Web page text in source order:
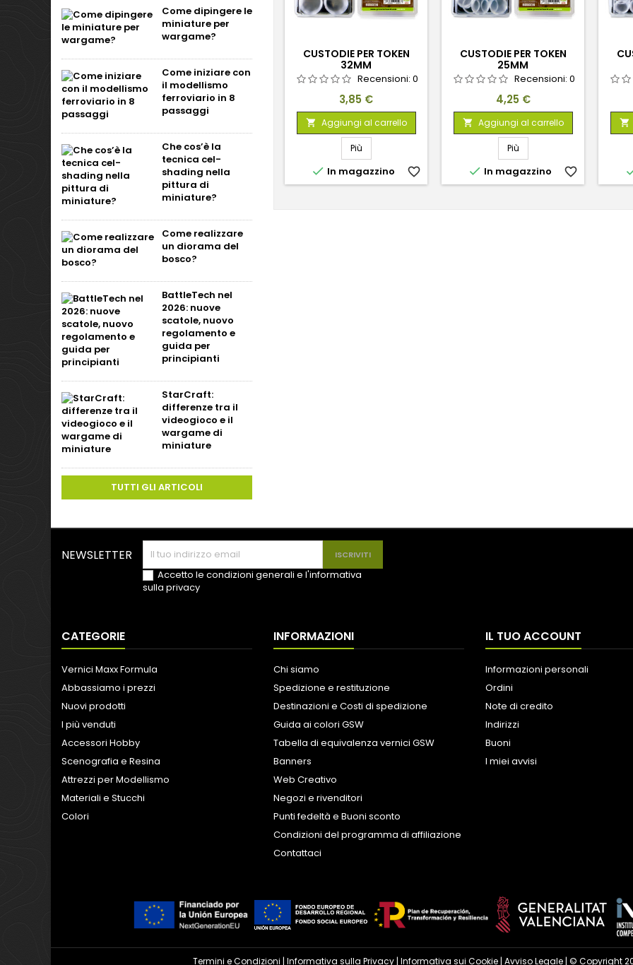
Come dipingere le
miniature per
wargame?
Come iniziare con
il modellismo
ferroviario in 8
passaggi
Che cos’è la
tecnica cel-
shading nella
pittura di
miniature?
Come realizzare
un diorama del
bosco?
BattleTech nel
2026: nuove
scatole, nuovo
regolamento e
guida per
principianti
StarCraft:
differenze tra il
videogioco e il
wargame di
miniature
TUTTI GLI ARTICOLI
CUSTODIE PER TOKEN
32MM
Recensioni: 0
Prezzo
3,85 €
 Aggiungi al carrello
Più
 In magazzino favorite_border
CUSTODIE PER TOKEN
25MM
Recensioni: 0
Prezzo
4,25 €
 Aggiungi al carrello
Più
 In magazzino favorite_border

NEWSLETTER
Accetto le condizioni generali e l'informativa
sulla privacy
CATEGORIE
Vernici Maxx Formula
Abbassiamo i prezzi
Nuovi prodotti
I più venduti
Accessori Hobby
Scenografia e Resina
Attrezzi per Modellismo
Materiali e Stucchi
Colori
INFORMAZIONI
Chi siamo
Spedizione e restituzione
Destinazioni e Costi di spedizione
Guida ai colori GSW
Tabella di equivalenza vernici GSW
Banners
Web Creativo
Negozi e rivenditori
Punti fedeltà e Buoni sconto
Condizioni del programma di affiliazione
Contattaci
IL TUO ACCOUNT
Informazioni personali
Ordini
Note di credito
Indirizzi
Buoni
I miei avvisi
Termini e Condizioni | Informativa sulla Privacy | Informativa sui Cookie | Avviso Legale | © Copyright